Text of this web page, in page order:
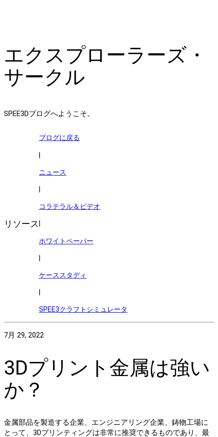
エクスプローラーズ・
サークル
SPEE3Dブログへようこそ。
リソース
ブログに戻る
|
ニュース
コラテラル＆ビデオ
ホワイトペーパー
ケーススタディ
SPEE3クラフトシミュレータ
7月 29, 2022
3Dプリント金属は強い
か？
金属部品を製造する企業、エンジニアリング企業、鋳物工場に
とって、3Dプリンティングは非常に推奨できるものであり、最